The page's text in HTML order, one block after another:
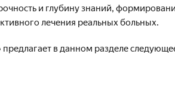
и глубину знаний,
лечения реальных больных.
в данном разделе